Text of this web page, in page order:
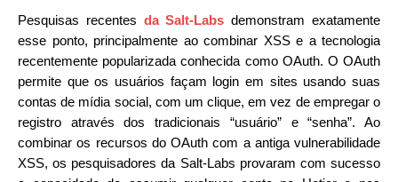
Pesquisas recentes da Salt-Labs demonstram exatamente
esse ponto, principalmente ao combinar XSS e a tecnologia
recentemente popularizada conhecida como OAuth. O OAuth
permite que os usuários façam login em sites usando suas
contas de mídia social, com um clique, em vez de empregar o
registro através dos tradicionais “usuário” e “senha”. Ao
combinar os recursos do OAuth com a antiga vulnerabilidade
XSS, os pesquisadores da Salt-Labs provaram com sucesso